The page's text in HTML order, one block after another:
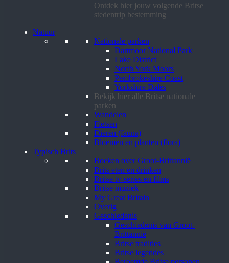
Ontdek hier jouw volgende Britse
stedentrip bestemming
Natuur
Nationale parken
Dartmoor National Park
Lake District
North York Moors
Pembrokeshire Coast
Yorkshire Dales
Bekijk hier alle Britse nationale
parken
Wandelen
Fietsen
Dieren (fauna)
Bloemen en planten (flora)
Typisch Brits
Boeken over Groot-Brittannië
Brits eten en drinken
Britse tv-series en films
Britse muziek
My Great Britain
Overig
Geschiedenis
Geschiedenis van Groot-
Brittannië
Britse tradities
Britse legendes